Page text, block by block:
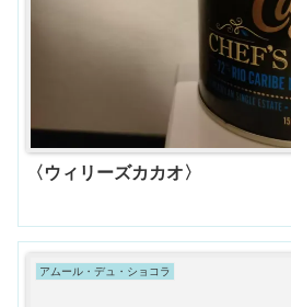
〈ウィリーズカカオ〉
アムール・デュ・ショコラ